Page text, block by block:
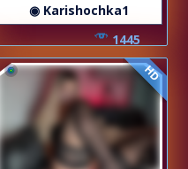
◉ Karishochka1
1445
HD